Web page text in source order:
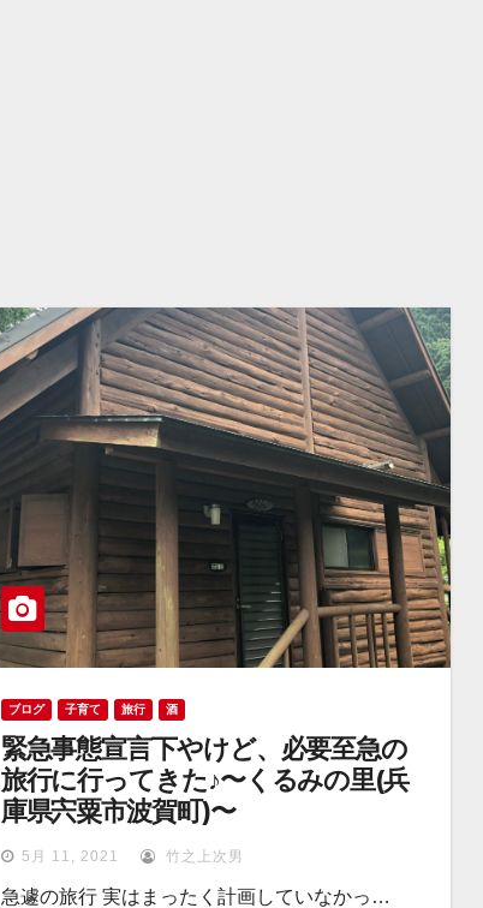
ブログ 子育て 旅行 酒
緊急事態宣言下やけど、必要至急の
旅行に行ってきた♪〜くるみの里(兵
庫県宍粟市波賀町)〜
5月 11, 2021 竹之上次男
急遽の旅行 実はまったく計画していなかっ…